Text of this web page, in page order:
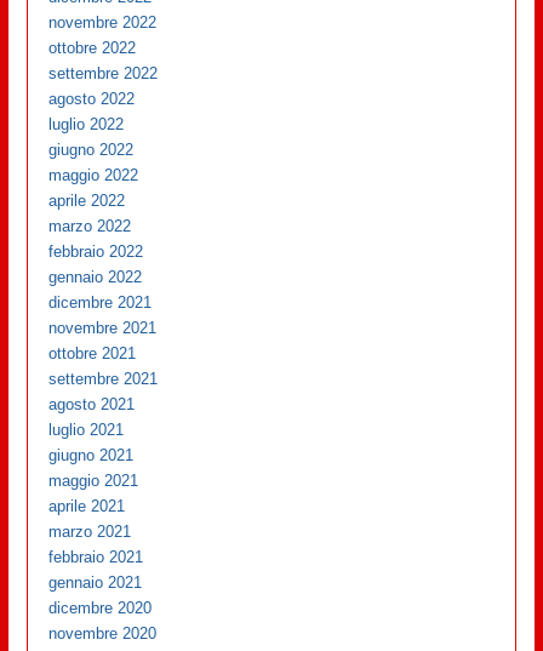
novembre 2022
ottobre 2022
settembre 2022
agosto 2022
luglio 2022
giugno 2022
maggio 2022
aprile 2022
marzo 2022
febbraio 2022
gennaio 2022
dicembre 2021
novembre 2021
ottobre 2021
settembre 2021
agosto 2021
luglio 2021
giugno 2021
maggio 2021
aprile 2021
marzo 2021
febbraio 2021
gennaio 2021
dicembre 2020
novembre 2020